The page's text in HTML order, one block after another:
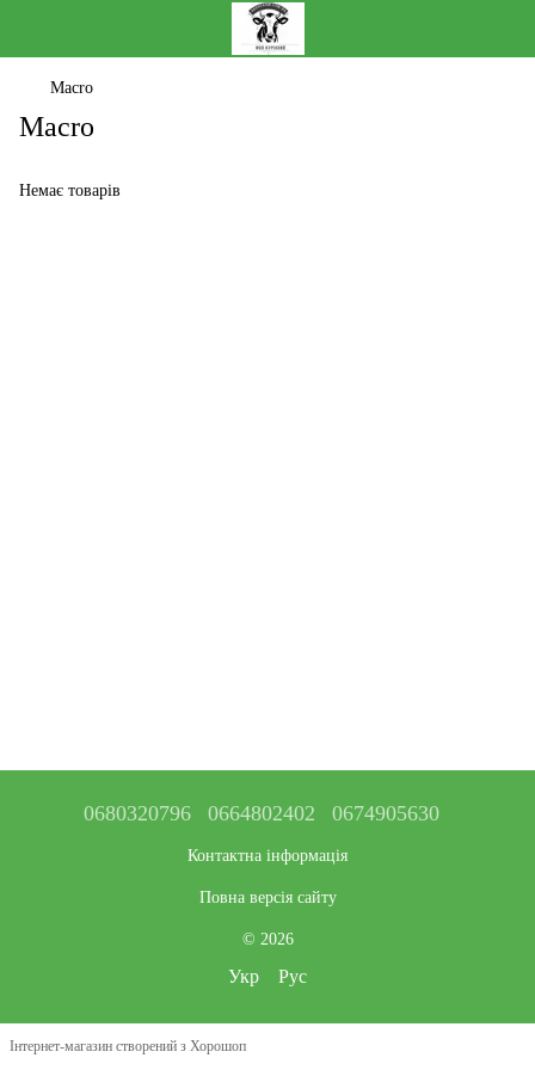
Macro
Macro
Немає товарів
0680320796 0664802402 0674905630
Контактна інформація
Повна версія сайту
© 2026
Укр Рус
Інтернет-магазин створений з Хорошоп